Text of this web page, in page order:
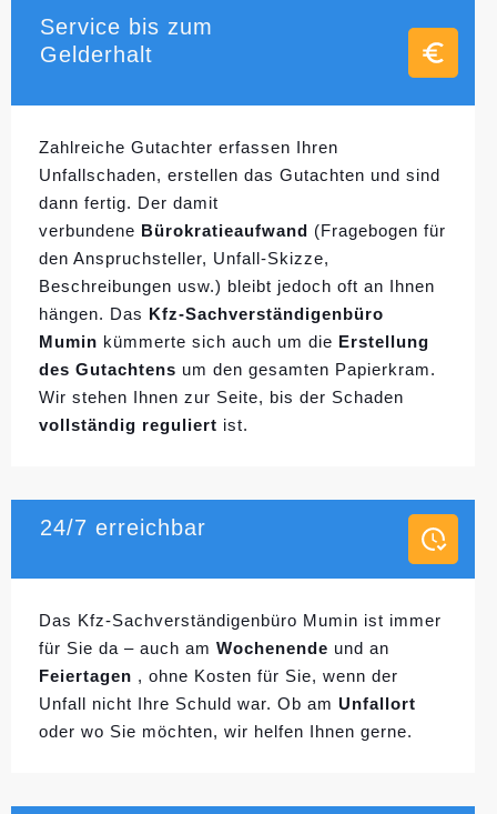
Service bis zum
Gelderhalt
Zahlreiche Gutachter erfassen Ihren
Unfallschaden, erstellen das Gutachten und sind
dann fertig. Der damit
verbundene Bürokratieaufwand (Fragebogen für
den Anspruchsteller, Unfall-Skizze,
Beschreibungen usw.) bleibt jedoch oft an Ihnen
hängen. Das Kfz-Sachverständigenbüro
Mumin kümmerte sich auch um die Erstellung
des Gutachtens um den gesamten Papierkram.
Wir stehen Ihnen zur Seite, bis der Schaden
vollständig reguliert ist.
24/7 erreichbar
Das Kfz-Sachverständigenbüro Mumin ist immer
für Sie da – auch am Wochenende und an
Feiertagen , ohne Kosten für Sie, wenn der
Unfall nicht Ihre Schuld war. Ob am Unfallort
oder wo Sie möchten, wir helfen Ihnen gerne.